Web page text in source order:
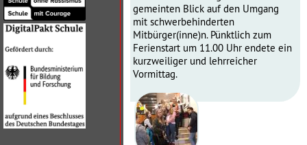
gemeinten Blick auf den Umgang
mit schwerbehinderten
Mitbürger(inne)n. Pünktlich zum
Ferienstart um 11.00 Uhr endete ein
kurzweiliger und lehrreicher
Vormittag.